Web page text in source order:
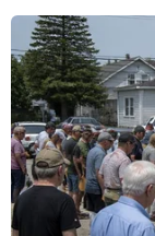
Minh Sơn
29/08/2019
Dự án
chung kết
(Startup Hunt
đồng.